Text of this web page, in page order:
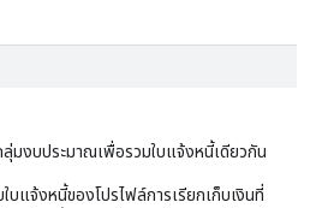
ลุ่มงบประมาณเพื่อรวมใบแจ้งหนี้เดียวกัน
บแจ้งหนี้ของโปรไฟล์การเรียกเก็บเงินที่